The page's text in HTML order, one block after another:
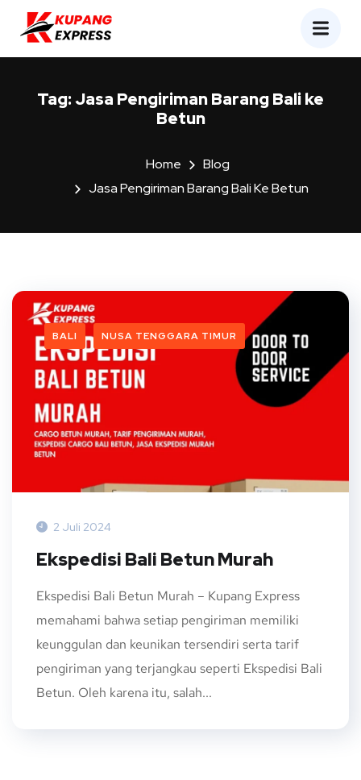
Tag:Jasa Pengiriman Barang Bali ke
Betun
Home
Blog
Jasa Pengiriman Barang Bali Ke Betun
BALI NUSA TENGGARA TIMUR
2 Juli 2024
Ekspedisi Bali Betun Murah
Ekspedisi Bali Betun Murah – Kupang Express
memahami bahwa setiap pengiriman memiliki
keunggulan dan keunikan tersendiri serta tarif
pengiriman yang terjangkau seperti Ekspedisi Bali
Betun. Oleh karena itu, salah...